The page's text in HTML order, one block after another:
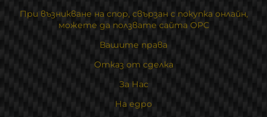
При възникване на спор, свързан с покупка онлайн,
можете да ползвате сайта ОРС
Вашите права
Отказ от сделка
За Нас
На едро